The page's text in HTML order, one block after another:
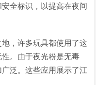
全标识，以提高在夜间
，许多玩具都使用了这
。由于夜光粉是无毒
泛。这些应用展示了江